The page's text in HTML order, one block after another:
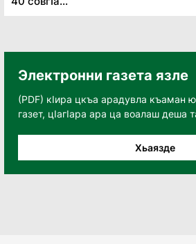
Электронни газета язле
(PDF) кӀира цкъа арадувла къаман
газет, цӀагӀара ара ца воалаш деша
Хьаязде